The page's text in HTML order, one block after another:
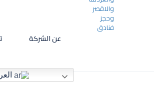
عن الشركة